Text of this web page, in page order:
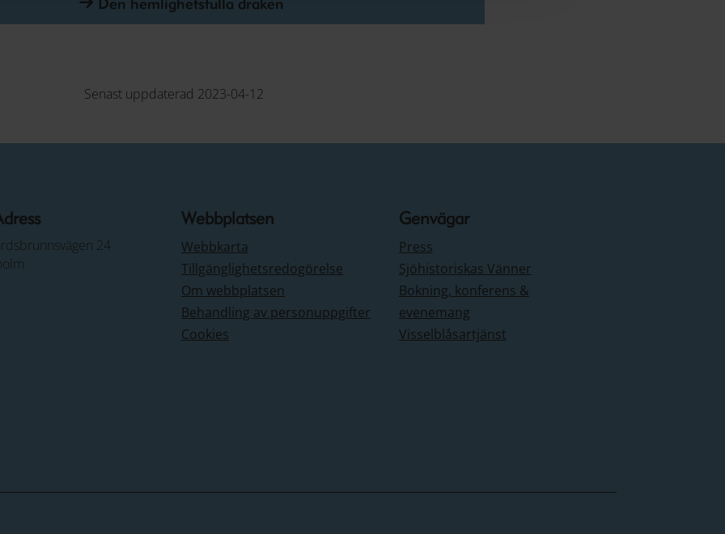
Senast uppdaterad 2023-04-12
24
Webbplatsen
Webbkarta
Tillgänglighetsredogörelse
Om webbplatsen
Behandling av personuppgifter
Cookies
Genvägar
Press
Sjöhistoriskas Vänner
Bokning, konferens &
evenemang
Visselblåsartjänst